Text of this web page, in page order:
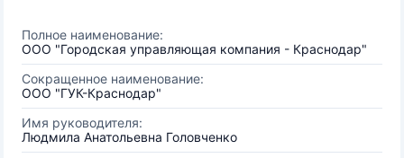
Полное наименование:
ООО "Городская управляющая компания - Краснодар"
Сокращенное наименование:
ООО "ГУК-Краснодар"
Имя руководителя:
Людмила Анатольевна Головченко